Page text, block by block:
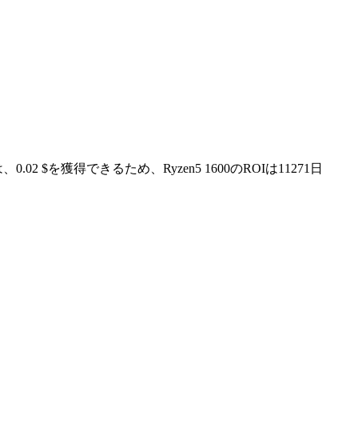
$を獲得できるため、Ryzen5 1600のROIは11271日